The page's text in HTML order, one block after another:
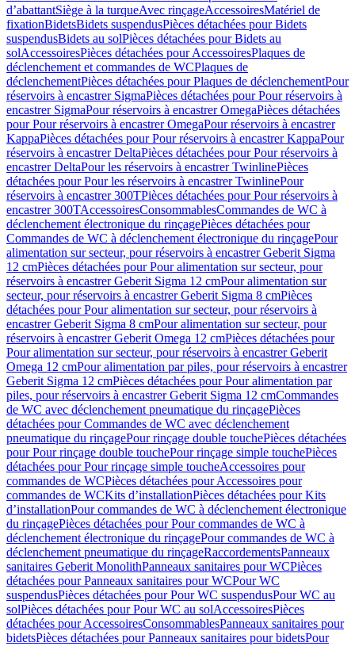
d’abattantSiège à la turqueAvec rinçageAccessoiresMatériel de
fixationBidetsBidets suspendusPièces détachées pour Bidets
suspendusBidets au solPièces détachées pour Bidets au
solAccessoiresPièces détachées pour AccessoiresPlaques de
déclenchement et commandes de WCPlaques de
déclenchementPièces détachées pour Plaques de déclenchementPour
réservoirs à encastrer SigmaPièces détachées pour Pour réservoirs à
encastrer SigmaPour réservoirs à encastrer OmegaPièces détachées
pour Pour réservoirs à encastrer OmegaPour réservoirs à encastrer
KappaPièces détachées pour Pour réservoirs à encastrer KappaPour
réservoirs à encastrer DeltaPièces détachées pour Pour réservoirs à
encastrer DeltaPour les réservoirs à encastrer TwinlinePièces
détachées pour Pour les réservoirs à encastrer TwinlinePour
réservoirs à encastrer 300TPièces détachées pour Pour réservoirs à
encastrer 300TAccessoiresConsommablesCommandes de WC à
déclenchement électronique du rinçagePièces détachées pour
Commandes de WC à déclenchement électronique du rinçagePour
alimentation sur secteur, pour réservoirs à encastrer Geberit Sigma
12 cmPièces détachées pour Pour alimentation sur secteur, pour
réservoirs à encastrer Geberit Sigma 12 cmPour alimentation sur
secteur, pour réservoirs à encastrer Geberit Sigma 8 cmPièces
détachées pour Pour alimentation sur secteur, pour réservoirs à
encastrer Geberit Sigma 8 cmPour alimentation sur secteur, pour
réservoirs à encastrer Geberit Omega 12 cmPièces détachées pour
Pour alimentation sur secteur, pour réservoirs à encastrer Geberit
Omega 12 cmPour alimentation par piles, pour réservoirs à encastrer
Geberit Sigma 12 cmPièces détachées pour Pour alimentation par
piles, pour réservoirs à encastrer Geberit Sigma 12 cmCommandes
de WC avec déclenchement pneumatique du rinçagePièces
détachées pour Commandes de WC avec déclenchement
pneumatique du rinçagePour rinçage double touchePièces détachées
pour Pour rinçage double touchePour rinçage simple touchePièces
détachées pour Pour rinçage simple toucheAccessoires pour
commandes de WCPièces détachées pour Accessoires pour
commandes de WCKits d’installationPièces détachées pour Kits
d’installationPour commandes de WC à déclenchement électronique
du rinçagePièces détachées pour Pour commandes de WC à
déclenchement électronique du rinçagePour commandes de WC à
déclenchement pneumatique du rinçageRaccordementsPanneaux
sanitaires Geberit MonolithPanneaux sanitaires pour WCPièces
détachées pour Panneaux sanitaires pour WCPour WC
suspendusPièces détachées pour Pour WC suspendusPour WC au
solPièces détachées pour Pour WC au solAccessoiresPièces
détachées pour AccessoiresConsommablesPanneaux sanitaires pour
bidetsPièces détachées pour Panneaux sanitaires pour bidetsPour